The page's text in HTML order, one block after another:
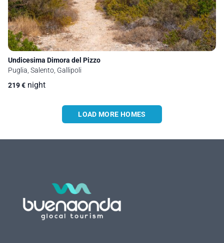
Undicesima Dimora del Pizzo
Puglia, Salento, Gallipoli
219€ night
LOAD MORE HOMES